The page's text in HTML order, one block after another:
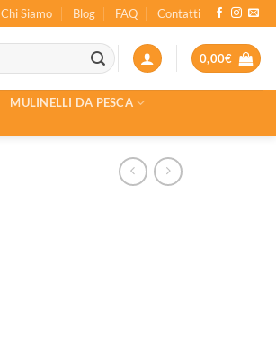
Chi Siamo Blog FAQ Contatti
0,00€
MULINELLI DA PESCA